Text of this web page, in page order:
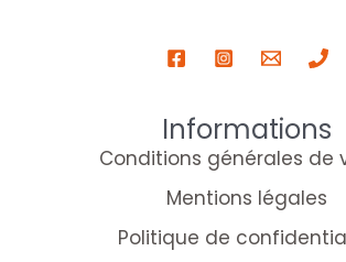
Informations
Conditions générales de
Mentions légales
Politique de